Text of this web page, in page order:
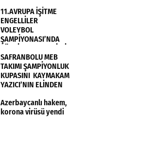
11.AVRUPA İŞİTME
ENGELLİLER
VOLEYBOL
ŞAMPİYONASI’NDA
TAKIMI FRANSA’YI 3-0
MAĞLUP ETTİ
SAFRANBOLU MEB
TAKIMI ŞAMPİYONLUK
KUPASINI KAYMAKAM
YAZICI’NIN ELİNDEN
Azerbaycanlı hakem,
korona virüsü yendi